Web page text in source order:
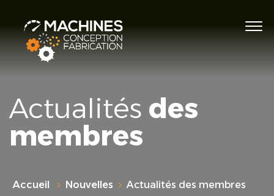
Actualités des
membres
Accueil Nouvelles Actualités des membres